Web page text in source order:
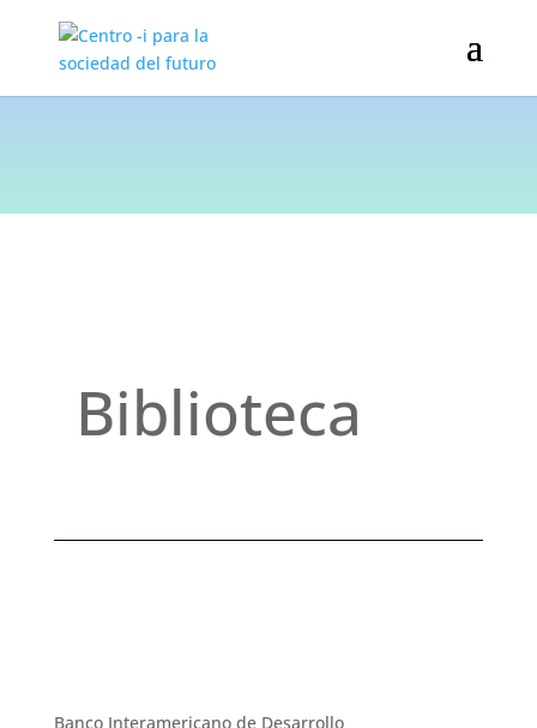
Biblioteca
Banco Interamericano de Desarrollo